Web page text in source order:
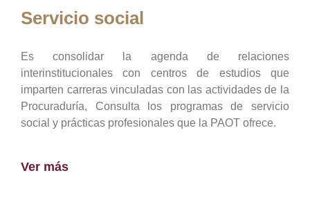
Servicio social
Es consolidar la agenda de relaciones
interinstitucionales con centros de estudios que
imparten carreras vinculadas con las actividades de la
Procuraduría, Consulta los programas de servicio
social y prácticas profesionales que la PAOT ofrece.
Ver más